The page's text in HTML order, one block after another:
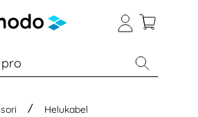
navigation
Helukabel